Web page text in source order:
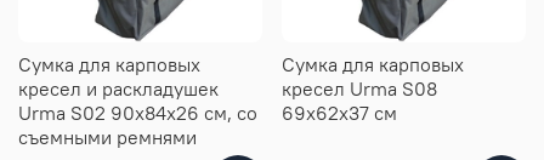
Сумка для карповых
кресел и раскладушек
Urma S02 90х84х26 см, со
съемными ремнями
Сумка для карповых
кресел Urma S08
69х62х37 см